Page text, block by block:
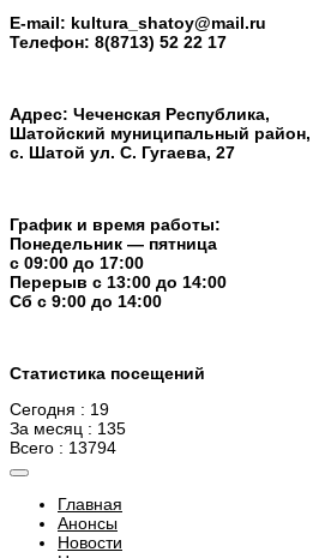
E-mail: kultura_shatoy@mail.ru
Телефон: 8(8713) 52 22 17
Адрес: Чеченская Республика,
Шатойский муниципальный район,
с. Шатой ул. С. Гугаева, 27
График и время работы:
Понедельник — пятница
с 09:00 до 17:00
Перерыв c 13:00 до 14:00
Cб с 9:00 до 14:00
Статистика посещений
Сегодня : 19
За месяц : 135
Всего : 13794
Главная
Анонсы
Новости